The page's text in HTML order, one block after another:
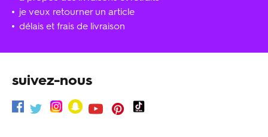
je veux retourner un article
délais et frais de livraison
suivez-nous